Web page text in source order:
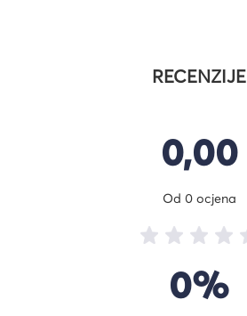
RECENZIJE
0,00
Od 0 ocjena
0%